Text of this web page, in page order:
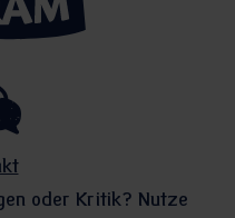
oder Kritik? Nutze